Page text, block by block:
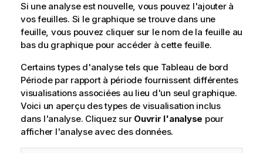
Si une analyse est nouvelle, vous pouvez l'ajouter à
vos feuilles. Si le graphique se trouve dans une
feuille, vous pouvez cliquer sur le nom de la feuille au
bas du graphique pour accéder à cette feuille.
Certains types d'analyse tels que Tableau de bord
Période par rapport à période fournissent différentes
visualisations associées au lieu d'un seul graphique.
Voici un aperçu des types de visualisation inclus
dans l'analyse. Cliquez sur Ouvrir l'analyse pour
afficher l'analyse avec des données.